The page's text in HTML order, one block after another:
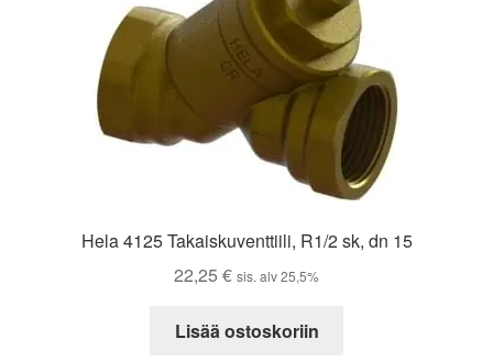
Hela 4125 Takaiskuventtiili, R1/2 sk, dn 15
22,25 € sis. alv 25,5%
Lisää ostoskoriin